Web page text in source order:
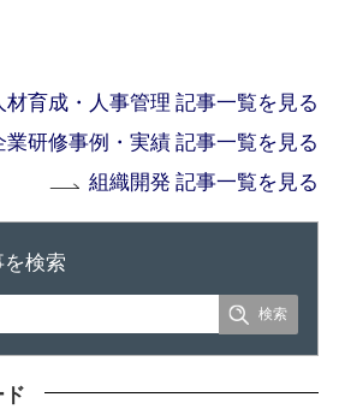
材育成・人事管理 記事一覧を見る
業研修事例・実績 記事一覧を見る
組織開発 記事一覧を見る
検索
ド